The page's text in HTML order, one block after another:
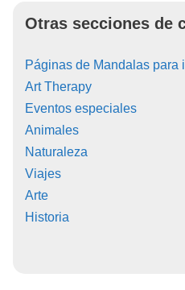
Otras secciones de
Páginas de Mandalas para
Art Therapy
Eventos especiales
Animales
Naturaleza
Viajes
Arte
Historia